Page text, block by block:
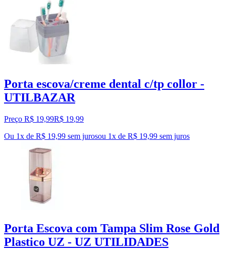
Porta escova/creme dental c/tp collor -
UTILBAZAR
Preço R$ 19,99R$ 19,99
Ou 1x de R$ 19,99 sem jurosou 1x de R$ 19,99 sem juros
Porta Escova com Tampa Slim Rose Gold
Plastico UZ - UZ UTILIDADES